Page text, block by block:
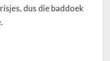
dus die baddoek